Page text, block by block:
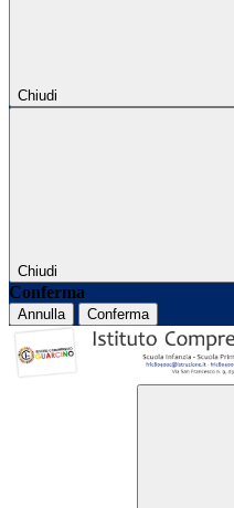
Chiudi
Chiudi
Conferma
Annulla Conferma